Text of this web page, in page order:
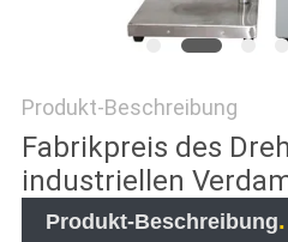
Produkt-Beschreibung
Fabrikpreis des
industriellen
Produkt-Beschreibung.